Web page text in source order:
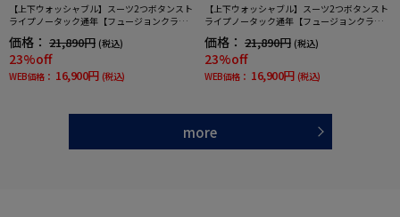
【上下ウォッシャブル】スーツ2つボタンスト
ライプノータック通年【フュージョンクラ
価格： 21,890円 (税込)
23%off
WEB価格： 16,900円 (税込)
【上下ウォッシャブル】スーツ2つボタンスト
ライプノータック通年【フュージョンクラ
価格： 21,890円 (税込)
23%off
WEB価格： 16,900円 (税込)
more